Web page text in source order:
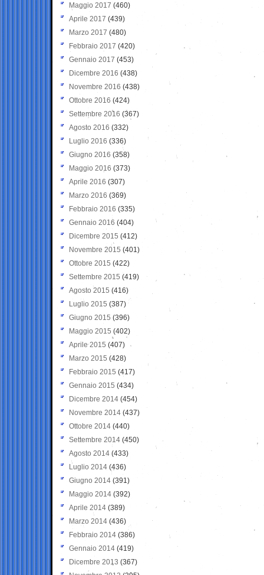
Maggio 2017 (460)
Aprile 2017 (439)
Marzo 2017 (480)
Febbraio 2017 (420)
Gennaio 2017 (453)
Dicembre 2016 (438)
Novembre 2016 (438)
Ottobre 2016 (424)
Settembre 2016 (367)
Agosto 2016 (332)
Luglio 2016 (336)
Giugno 2016 (358)
Maggio 2016 (373)
Aprile 2016 (307)
Marzo 2016 (369)
Febbraio 2016 (335)
Gennaio 2016 (404)
Dicembre 2015 (412)
Novembre 2015 (401)
Ottobre 2015 (422)
Settembre 2015 (419)
Agosto 2015 (416)
Luglio 2015 (387)
Giugno 2015 (396)
Maggio 2015 (402)
Aprile 2015 (407)
Marzo 2015 (428)
Febbraio 2015 (417)
Gennaio 2015 (434)
Dicembre 2014 (454)
Novembre 2014 (437)
Ottobre 2014 (440)
Settembre 2014 (450)
Agosto 2014 (433)
Luglio 2014 (436)
Giugno 2014 (391)
Maggio 2014 (392)
Aprile 2014 (389)
Marzo 2014 (436)
Febbraio 2014 (386)
Gennaio 2014 (419)
Dicembre 2013 (367)